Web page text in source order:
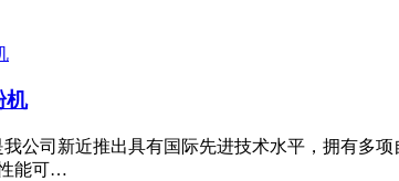
机
公司新近推出具有国际先进技术水平，拥有多
能可…